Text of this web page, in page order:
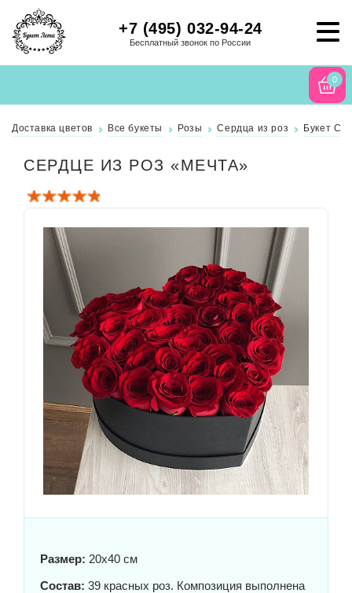
+7 (495) 032-94-24
Бесплатный звонок по России
0
Доставка цветов Все букеты Розы Сердца из роз Букет
СЕРДЦЕ ИЗ РОЗ «МЕЧТА»
Размер: 20x40 см
Состав: 39 красных роз. Композиция выполнена